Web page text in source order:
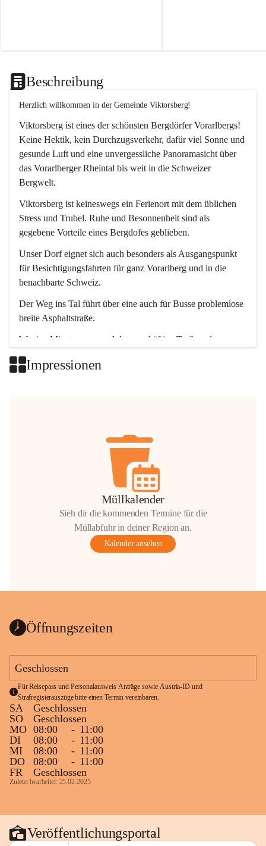
Beschreibung
Herzlich willkommen in der Gemeinde Viktorsberg!
Viktorsberg ist eines der schönsten Bergdörfer Vorarlbergs!
Keine Hektik, kein Durchzugsverkehr, dafür viel Sonne und
gesunde Luft und eine unvergessliche Panoramasicht über
das Vorarlberger Rheintal bis weit in die Schweizer
Bergwelt.
Viktorsberg ist keineswegs ein Ferienort mit dem üblichen
Stress und Trubel. Ruhe und Besonnenheit sind als
gegebene Vorteile eines Bergdofes geblieben.
Unser Dorf eignet sich auch besonders als Ausgangspunkt
für Besichtigungsfahrten für ganz Vorarlberg und in die
benachbarte Schweiz.
Der Weg ins Tal führt über eine auch für Busse problemlose
breite Asphaltstraße.
Wenige Minuten nur, und das geschäftige Treiben der
Impressionen
Müllkalender
Sieh dir die kommenden Termine für die
Müllabfuhr in deiner Region an.
Kalender ansehen
Öffnungszeiten
Geschlossen
Für Reisepass und Personalausweis Anträge sowie Austria-ID und
Strafregisterauszüge bitte einen Termin vereinbaren.
SA
Geschlossen
SO
Geschlossen
MO 08:00 - 11:00
DI
08:00 - 11:00
MI
08:00 - 11:00
DO
08:00 - 11:00
FR
Geschlossen
Zuletzt bearbeitet: 25.02.2025
Veröffentlichungsportal